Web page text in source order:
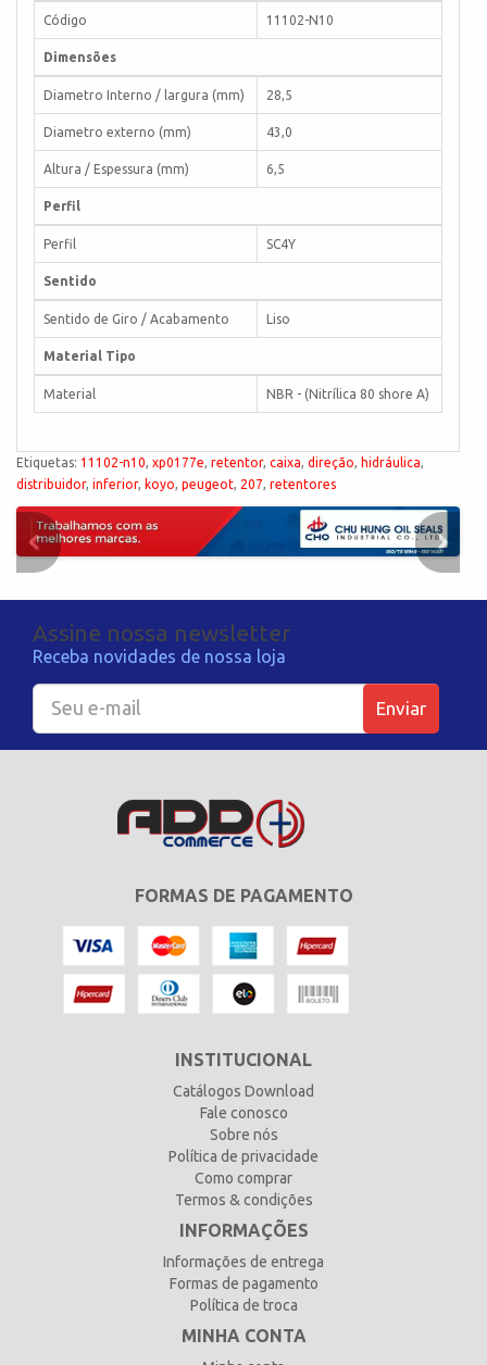
Código 11102-N10
Dimensões
Diametro Interno / largura (mm) 28,5
Diametro externo (mm) 43,0
Altura / Espessura (mm) 6,5
Perfil
Perfil SC4Y
Sentido
Sentido de Giro / Acabamento Liso
Material Tipo
Material NBR - (Nitrílica 80 shore A)
Etiquetas: 11102-n10, xp0177e, retentor, caixa, direção, hidráulica,
distribuidor, inferior, koyo, peugeot, 207, retentores
Assine nossa newsletter
Receba novidades de nossa loja
Enviar
FORMAS DE PAGAMENTO
INSTITUCIONAL
Catálogos Download
Fale conosco
Sobre nós
Política de privacidade
Como comprar
Termos & condições
INFORMAÇÕES
Informações de entrega
Formas de pagamento
Política de troca
MINHA CONTA